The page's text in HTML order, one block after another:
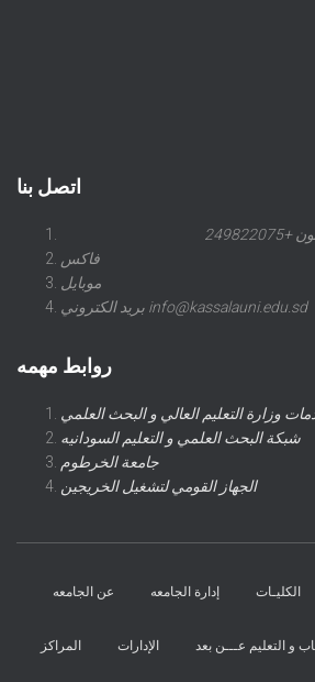
اتصل بنا
فاكس
موبايل
بريد الكتروني info@kassalauni.edu.sd
روابط مهمه
وزارة التعليم العالي و البحث العلمي
شبكة البحث العلمي و التعليم السودانيه
جامعة الخرطوم
الجهاز القومي لتشغيل الخريجين
عن الجامعه إدارة الجامعه الكليـات
المراكز الإدارات و التعليم عـــن بعد